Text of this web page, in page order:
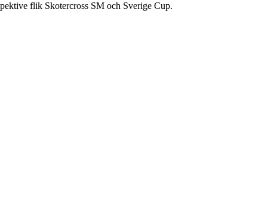
flik Skotercross SM och Sverige Cup.